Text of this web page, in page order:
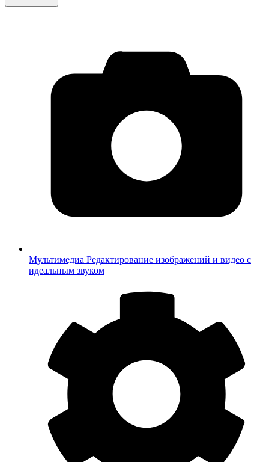
Мультимедиа Редактирование изображений и видео с
идеальным звуком